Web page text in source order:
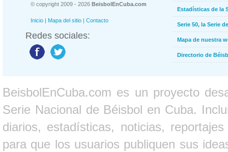
© copyright 2009 - 2026 BeisbolEnCuba.com
Inicio | Mapa del sitio | Contacto
Redes sociales:
Estadísticas de la
Serie 50, la Serie
Mapa de nuestra
Directorio de
BeisbolEnCuba.com es un proyecto
Serie Nacional de Béisbol en Cuba.
diarios, estadísticas, noticias,
para que los usuarios publiquen sus